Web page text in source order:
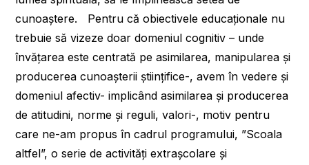
cunoaştere. Pentru că obiectivele educaţionale nu
trebuie să vizeze doar domeniul cognitiv – unde
învăţarea este centrată pe asimilarea, manipularea şi
producerea cunoaşterii ştiinţifice-, avem în vedere şi
domeniul afectiv- implicând asimilarea şi producerea
de atitudini, norme şi reguli, valori-, motiv pentru
care ne-am propus în cadrul programului, ”Scoala
altfel”, o serie de activităţi extraşcolare şi